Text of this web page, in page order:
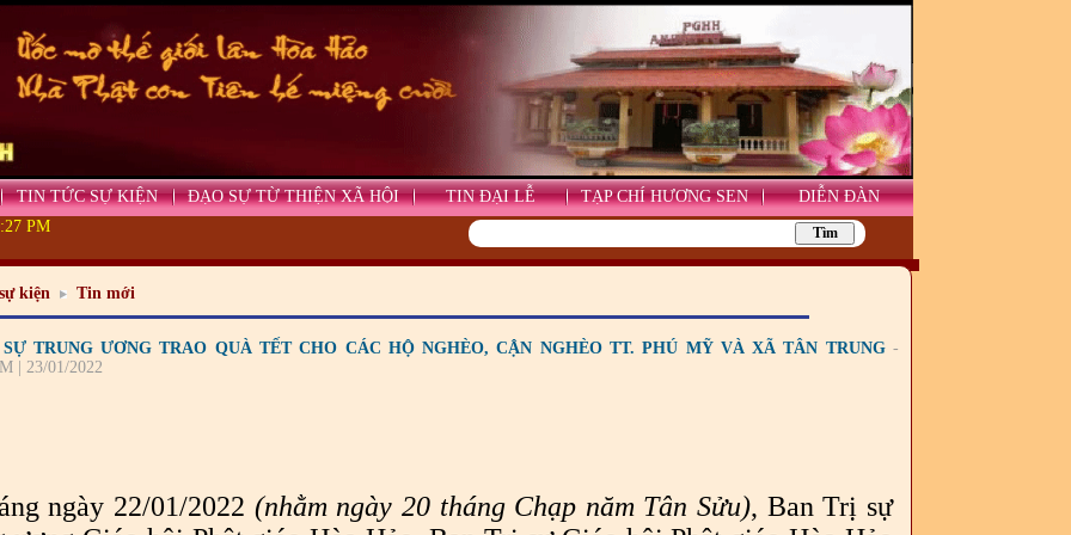
TIN TỨC SỰ KIỆN ĐẠO SỰ TỪ THIỆN XÃ HỘI TIN ĐẠI LỄ TẠP CHÍ HƯƠNG SEN
DIỄN ĐÀN
PM
kiện Tin mới
TRUNG ƯƠNG TRAO QUÀ TẾT CHO CÁC HỘ NGHÈO, CẬN NGHÈO TT. PHÚ MỸ VÀ XÃ TÂN TRUNG -
| 23/01/2022
ngày 22/01/2022 (nhằm ngày 20 tháng Chạp năm Tân Sửu), Ban Trị sự